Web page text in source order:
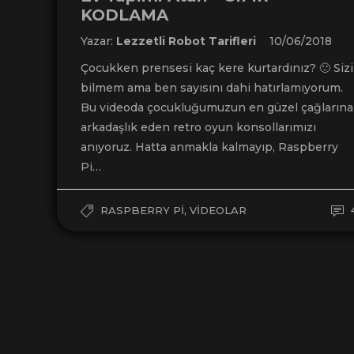
KODLAMA
Yazar: Lezzetli Robot Tarifleri
10/06/2018
Çocukken prensesi kaç kere kurtardınız? 🙂 Sizi
bilmem ama ben sayısını dahi hatırlamıyorum.
Bu videoda çocukluğumuzun en güzel çağlarına
arkadaşlık eden retro oyun konsollarımızı
anıyoruz. Hatta anmakla kalmayıp, Raspberry
Pi…
RASPBERRY PI, VIDEOLAR